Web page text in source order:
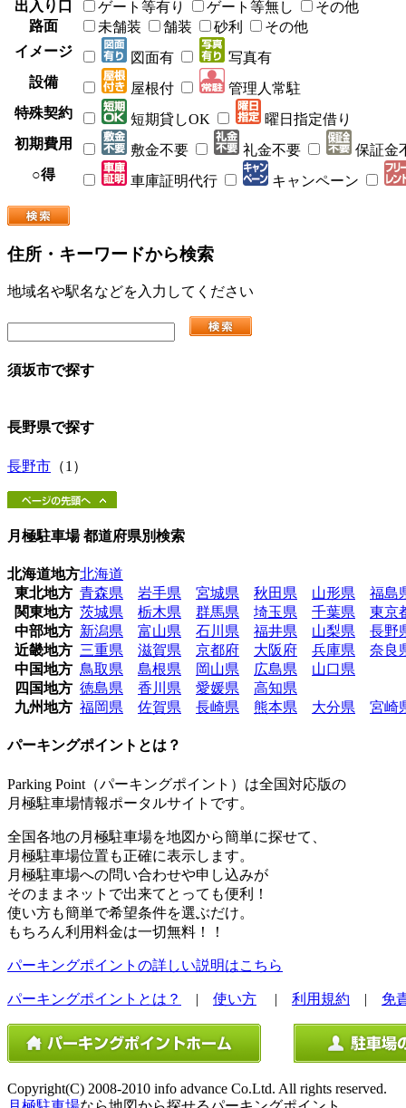
出入り口
ゲート等有り ゲート等無し
その他
路面
未舗装 舗装 砂利
その他
イメージ
図面有
写真有
設備
屋根付
管理人常駐
特殊契約
短期貸しOK
曜日指定借り
初期費用
敷金不要 礼金不要 保証金
○得
車庫証明代行 キャンペーン
住所・キーワードから検索
地域名や駅名などを入力してください
須坂市で探す
長野県で探す
長野市 （1）
月極駐車場 都道府県別検索
北海道地方北海道
東北地方 青森県 岩手県 宮城県 秋田県 山形県
福島
関東地方 茨城県 栃木県 群馬県 埼玉県 千葉県 東京
中部地方 新潟県 富山県 石川県 福井県 山梨県 長野
近畿地方 三重県 滋賀県 京都府 大阪府 兵庫県 奈良
中国地方 鳥取県 島根県 岡山県 広島県
山口県
四国地方 徳島県 香川県 愛媛県
高知県
九州地方 福岡県 佐賀県 長崎県 熊本県 大分県 宮崎
パーキングポイントとは？
Parking Point（パーキングポイント）は全国対応版の
月極駐車場情報ポータルサイトです。
全国各地の月極駐車場を地図から簡単に探せて、
月極駐車場位置も正確に表示します。
月極駐車場への問い合わせや申し込みが
そのままネットで出来てとっても便利！
使い方も簡単で希望条件を選ぶだけ。
もちろん利用料金は一切無料！！
パーキングポイントの詳しい説明はこちら
パーキングポイントとは？ | 使い方 | 利用規約 | 免
Copyright(C) 2008-2010 info advance Co.Ltd. All rights reserved.